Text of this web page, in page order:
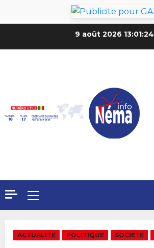
9 août 2026 13:01:26
ACTUALITE POLITIQUE SOCIETE